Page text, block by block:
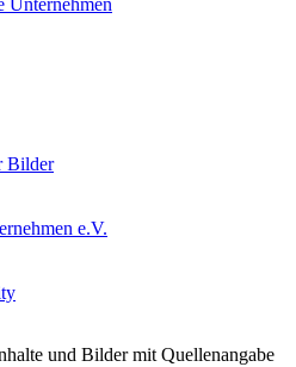
Bilder
e.V.
und Bilder mit Quellenangabe